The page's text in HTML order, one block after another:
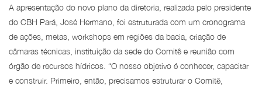
A apresentação do novo plano da diretoria, realizada pelo presidente
do CBH Pará, José Hermano, foi estruturada com um cronograma
de ações, metas, workshops em regiões da bacia, criação de
câmaras técnicas, instituição da sede do Comitê e reunião com
órgão de recursos hídricos. “O nosso objetivo é conhecer, capacitar
e construir. Primeiro, então, precisamos estruturar o Comitê,